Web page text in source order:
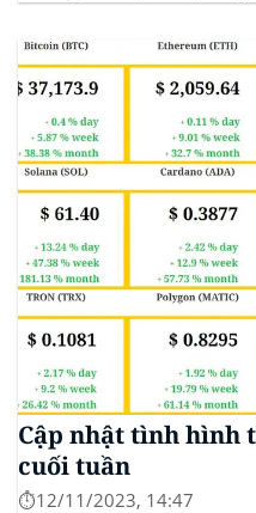
chiếm 11.77% tổng khối
trong 24 giờ. Khối lượng
Cập nhật tình
cuối tuần
⏱️12/11/2023, 14:47